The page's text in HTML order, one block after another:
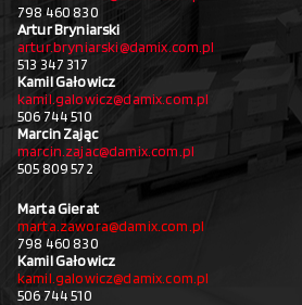
798 460 830
Artur Bryniarski
artur.bryniarski@damix.com.pl
513 347 317
Kamil Gałowicz
kamil.galowicz@damix.com.pl
506 744 510
Marcin Zając
marcin.zajac@damix.com.pl
505 809 572
Marta Gierat
marta.zawora@damix.com.pl
798 460 830
Kamil Gałowicz
kamil.galowicz@damix.com.pl
506 744 510